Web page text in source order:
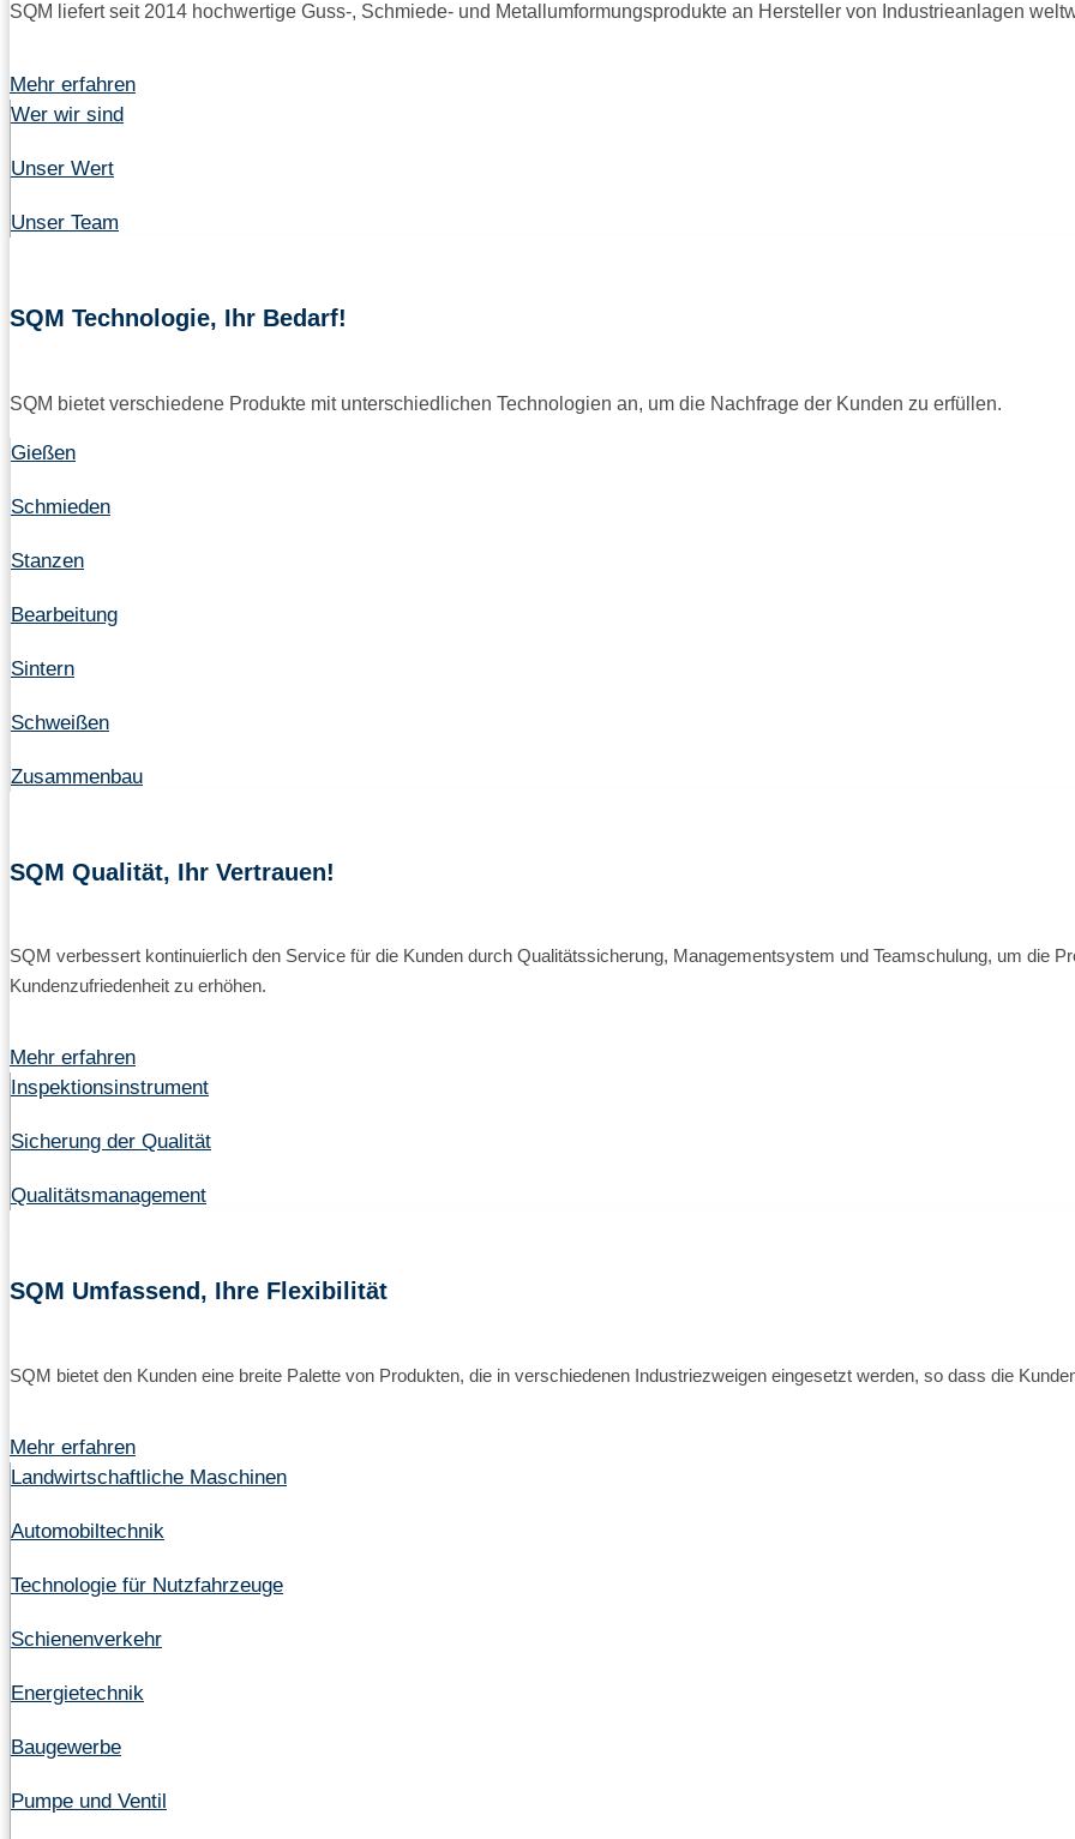
SQM liefert seit 2014 hochwertige Guss-, Schmiede- und Metallumformungsprodukte an Hersteller von Industrieanlagen
Mehr erfahren
Wer wir sind
Unser Wert
Unser Team
SQM Technologie, Ihr Bedarf!
SQM bietet verschiedene Produkte mit unterschiedlichen Technologien an, um die Nachfrage der Kunden zu erfüllen.
Gießen
Schmieden
Stanzen
Bearbeitung
Sintern
Schweißen
Zusammenbau
SQM Qualität, Ihr Vertrauen!
SQM verbessert kontinuierlich den Service für die Kunden durch Qualitätssicherung, Managementsystem und Teamschulung, um die
Kundenzufriedenheit zu erhöhen.
Mehr erfahren
Inspektionsinstrument
Sicherung der Qualität
Qualitätsmanagement
SQM Umfassend, Ihre Flexibilität
SQM bietet den Kunden eine breite Palette von Produkten, die in verschiedenen Industriezweigen eingesetzt werden, so dass die
Mehr erfahren
Landwirtschaftliche Maschinen
Automobiltechnik
Technologie für Nutzfahrzeuge
Schienenverkehr
Energietechnik
Baugewerbe
Pumpe und Ventil